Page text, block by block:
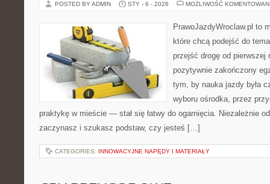
POSTED BY ADMIN STY - 6 - 2026 MOŻLIWOŚĆ
PrawoJazdyWroclaw.pl to
które chcą podejść do
przejść drogę od pierwszej
pozytywnie zakończony
tym, by nauka jazdy była
wyboru ośrodka, przez
praktykę w mieście — stał się łatwy do ogarnięcia. Niezależnie
zaczynasz i szukasz podstaw, czy jesteś […]
CATEGORIES: INNOWACYJNE NAPĘDY I MATERIAŁY